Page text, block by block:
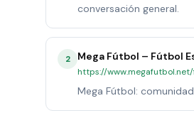
conversación general.
2 Mega Fútbol – Fútbol
https://
Mega Fútbol: